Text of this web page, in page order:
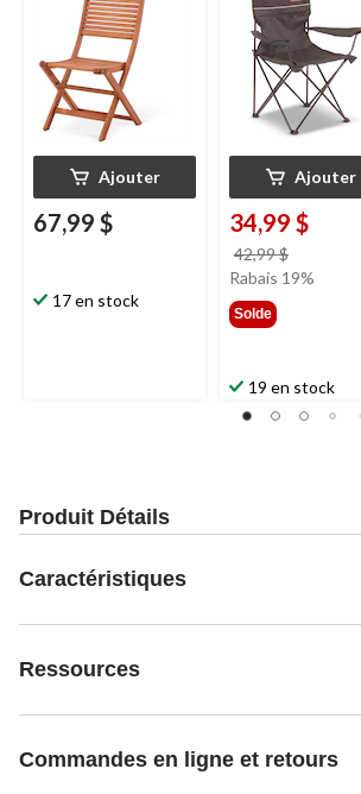
Ajouter
67,99 $
17 en stock
couleurs
Ajouter
34,99 $
42,99 $
était
Rabais 19%
Solde
19 en stock
Produit Détails
Caractéristiques
Ressources
Commandes en ligne et retours